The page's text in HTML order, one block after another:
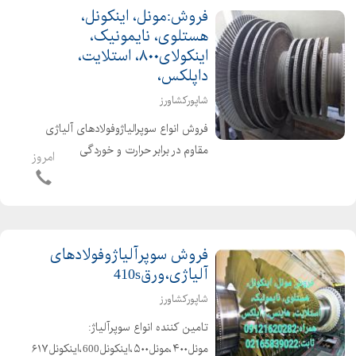
فروش:مونل، اینکونل،
هستلوی، نایمونیک،
اینکولای۸۰۰، استلایت،
داپلکس،
شاپورکشاورز
فروش انواع سوپرالیاژوفولادهای آلیاژی
مقاوم در برابر حرارت و خوردگی
امروز
فروش سوپرآلیاژوفولادهای
آلیاژی،ورق410s
شاپورکشاورز
تامین کننده انواع سوپرآلیاژ: